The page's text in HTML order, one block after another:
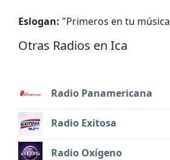
Eslogan: "Primeros en tu música
Otras Radios en Ica
Radio Panamericana
Radio Exitosa
Radio Oxígeno